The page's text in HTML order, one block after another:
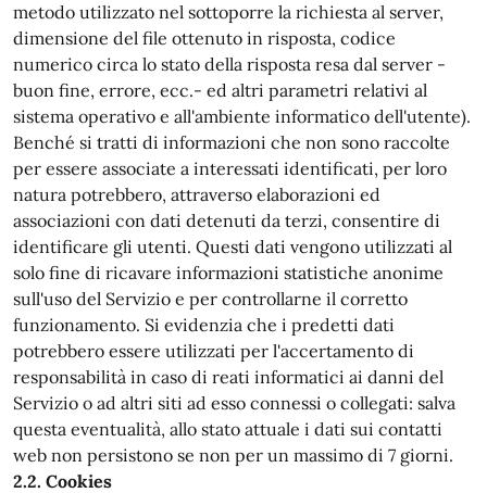
metodo utilizzato nel sottoporre la richiesta al server,
dimensione del file ottenuto in risposta, codice
numerico circa lo stato della risposta resa dal server -
buon fine, errore, ecc.- ed altri parametri relativi al
sistema operativo e all'ambiente informatico dell'utente).
Benché si tratti di informazioni che non sono raccolte
per essere associate a interessati identificati, per loro
natura potrebbero, attraverso elaborazioni ed
associazioni con dati detenuti da terzi, consentire di
identificare gli utenti. Questi dati vengono utilizzati al
solo fine di ricavare informazioni statistiche anonime
sull'uso del Servizio e per controllarne il corretto
funzionamento. Si evidenzia che i predetti dati
potrebbero essere utilizzati per l'accertamento di
responsabilità in caso di reati informatici ai danni del
Servizio o ad altri siti ad esso connessi o collegati: salva
questa eventualità, allo stato attuale i dati sui contatti
web non persistono se non per un massimo di 7 giorni.
2.2. Cookies